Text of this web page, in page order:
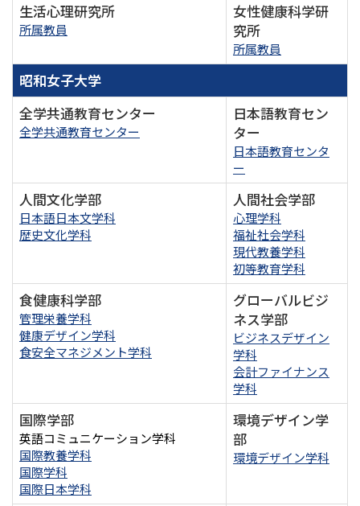
生活心理研究所
所属教員
女性健康科学研
究所
所属教員
昭和女子大学
全学共通教育センター
全学共通教育センター
日本語教育セン
ター
日本語教育センタ
ー
人間文化学部
日本語日本文学科
歴史文化学科
人間社会学部
心理学科
福祉社会学科
現代教養学科
初等教育学科
食健康科学部
管理栄養学科
健康デザイン学科
食安全マネジメント学科
グローバルビジ
ネス学部
ビジネスデザイン
学科
会計ファイナンス
学科
国際学部
英語コミュニケーション学科
国際教養学科
国際学科
国際日本学科
環境デザイン学
部
環境デザイン学科